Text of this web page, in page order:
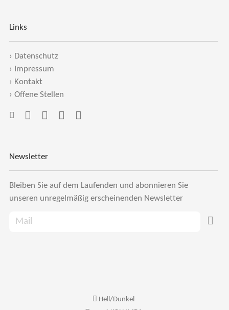
Links
› Datenschutz
›
Impressum
› Kontakt
› Offene Stellen
Newsletter
Bleiben Sie auf dem Laufenden und abonnieren Sie
unseren unregelmäßig erscheinenden Newsletter
Hell/Dunkel